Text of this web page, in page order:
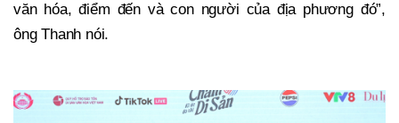
văn hóa, điểm đến và con người của địa phương đó”,
ông Thanh nói.